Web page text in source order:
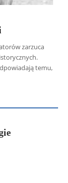
zarzuca
temu,
Antoni Radczenko
Grzegorz Górny